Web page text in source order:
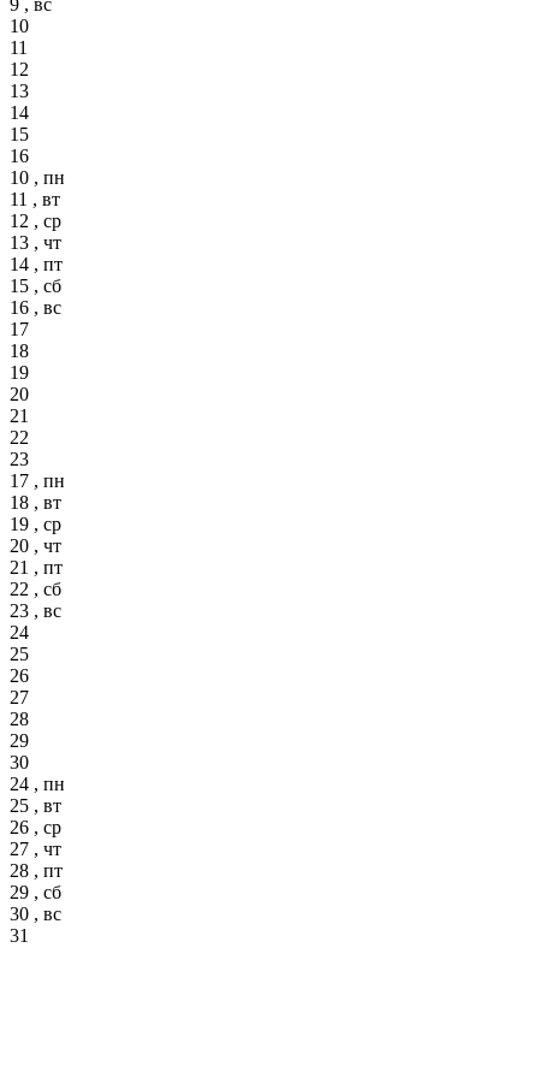
10
11
12
13
14
15
16
10 , пн
11 , вт
12 , ср
13 , чт
14 , пт
15 , сб
16 , вс
17
18
19
20
21
22
23
17 , пн
18 , вт
19 , ср
20 , чт
21 , пт
22 , сб
23 , вс
24
25
26
27
28
29
30
24 , пн
25 , вт
26 , ср
27 , чт
28 , пт
29 , сб
30 , вс
31